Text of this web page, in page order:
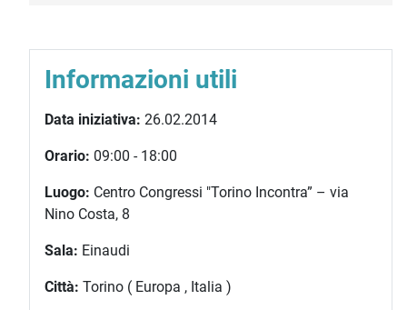
Informazioni utili
Data iniziativa: 26.02.2014
Orario: 09:00 - 18:00
Luogo: Centro Congressi "Torino Incontra” – via
Nino Costa, 8
Sala: Einaudi
Città: Torino ( Europa , Italia )